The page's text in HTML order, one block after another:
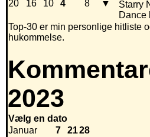
20 16 10 4 8 ▼
Starry
Dance
Top-30 er min personlige hitliste
hukommelse.
2023
Vælg en dato
Januar
7 2128